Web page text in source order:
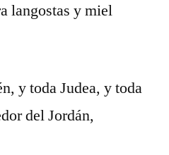
langostas y miel
y toda Judea, y toda
del Jordán,